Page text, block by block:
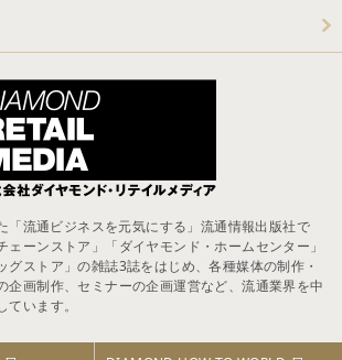
「流通ビジネスを元気にする」流通情報出版社で
ェーンストア」「ダイヤモンド・ホームセンター」
グストア」の雑誌3誌をはじめ、各種媒体の制作・
企画制作、セミナーの企画運営など、流通業界を中
います。